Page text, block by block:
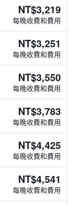
NT$3,219
每晚收費和費用
NT$3,251
每晚收費和費用
NT$3,550
每晚收費和費用
NT$3,783
每晚收費和費用
NT$4,425
每晚收費和費用
NT$4,541
每晚收費和費用